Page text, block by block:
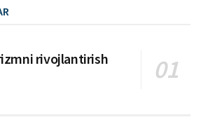
rivojlantirish